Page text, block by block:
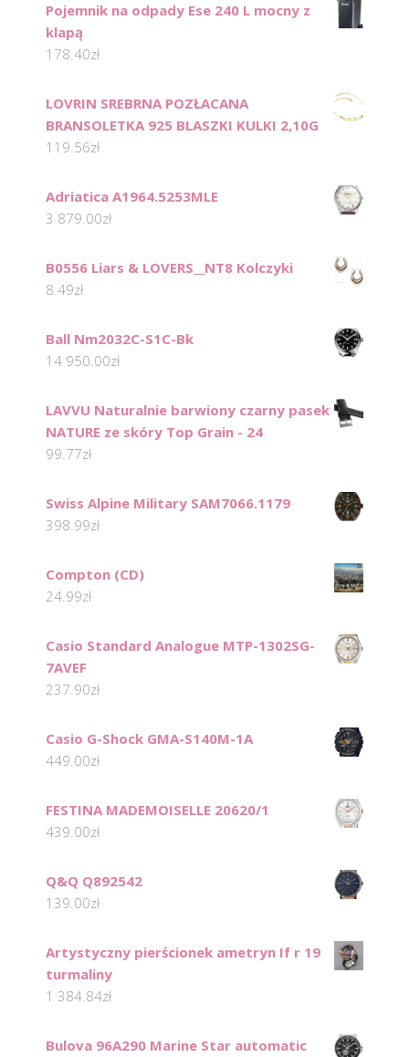
Pojemnik na odpady Ese 240 L mocny z
klapą
178.40zł
LOVRIN SREBRNA POZŁACANA
BRANSOLETKA 925 BLASZKI KULKI 2,10G
119.56zł
Adriatica A1964.5253MLE
3 879.00zł
B0556 Liars & LOVERS__NT8 Kolczyki
8.49zł
Ball Nm2032C-S1C-Bk
14 950.00zł
LAVVU Naturalnie barwiony czarny pasek
NATURE ze skóry Top Grain - 24
99.77zł
Swiss Alpine Military SAM7066.1179
398.99zł
Compton (CD)
24.99zł
Casio Standard Analogue MTP-1302SG-
7AVEF
237.90zł
Casio G-Shock GMA-S140M-1A
449.00zł
FESTINA MADEMOISELLE 20620/1
439.00zł
Q&Q Q892542
139.00zł
Artystyczny pierścionek ametryn If r 19
turmaliny
1 384.84zł
Bulova 96A290 Marine Star automatic